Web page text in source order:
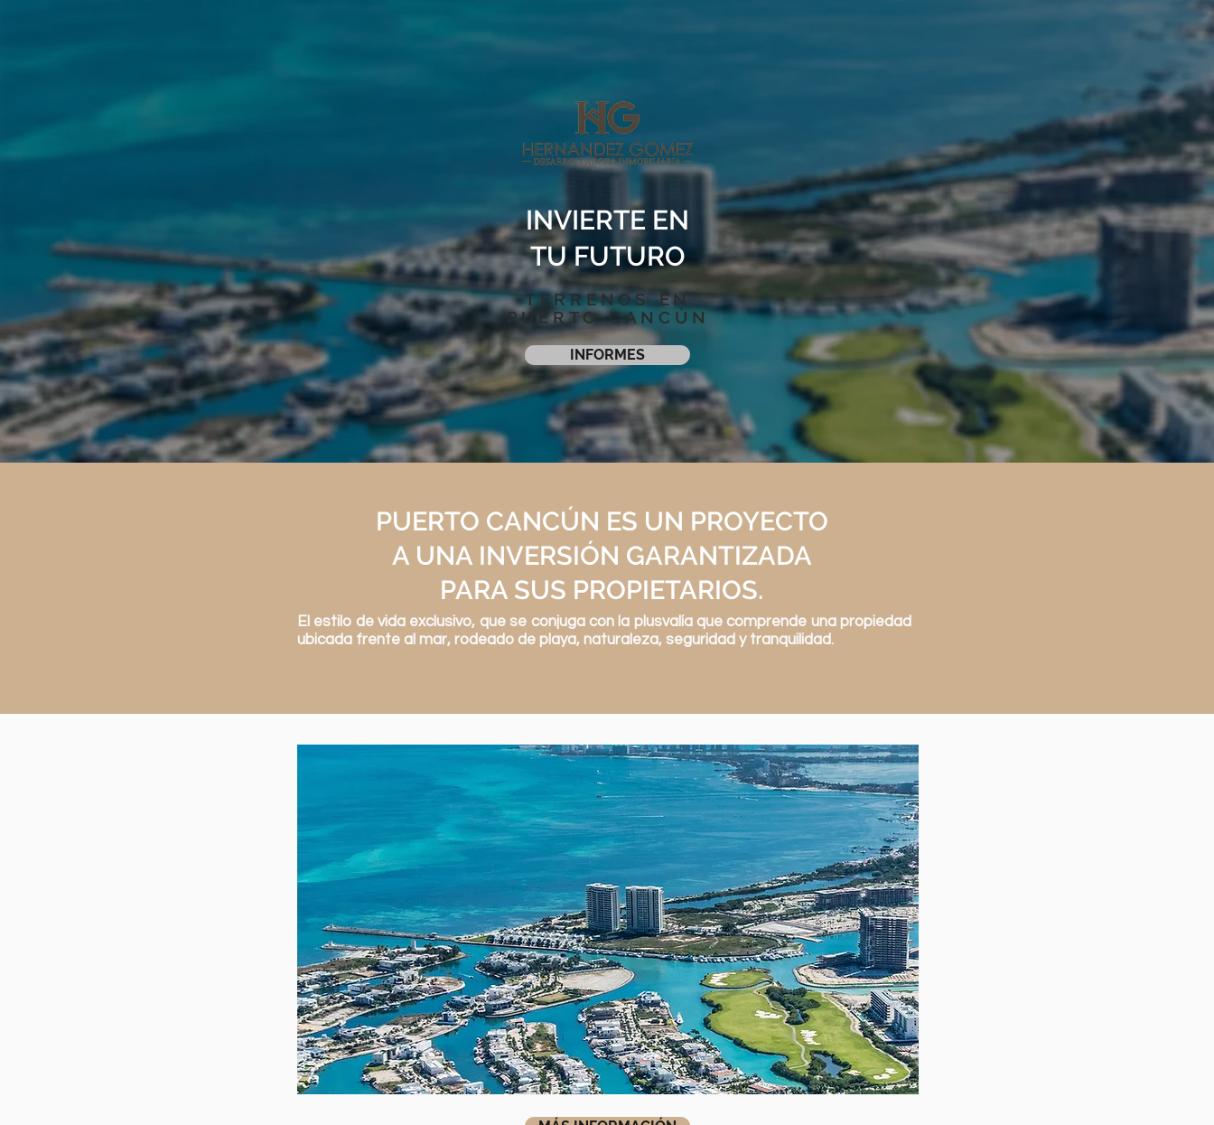
INVIERTE EN
TU FUTURO
TERRENOS EN
PUERTO CANCÚN
INFORMES
PUERTO CANCÚN ES UN PROYECTO
A UNA INVERSIÓN GARANTIZADA
PARA SUS PROPIETARIOS.
El estilo de vida exclusivo, que se conjuga con la plusvalía que comprende una propiedad
ubicada frente al mar, rodeado de playa, naturaleza, seguridad y tranquilidad.